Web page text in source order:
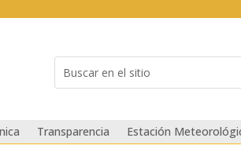
for...
Transparencia Estación